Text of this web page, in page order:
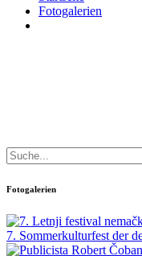
Fotogalerien
Fotogalerien
7. Sommerkulturfest der